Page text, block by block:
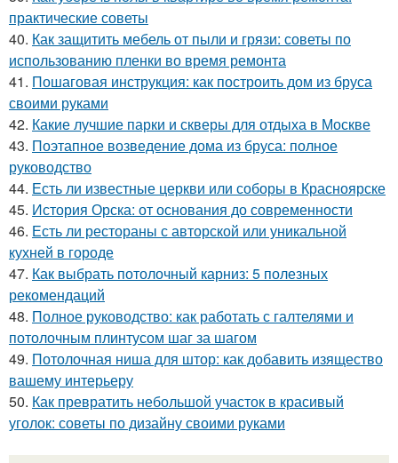
практические советы
40. Как защитить мебель от пыли и грязи: советы по
использованию пленки во время ремонта
41. Пошаговая инструкция: как построить дом из бруса
своими руками
42. Какие лучшие парки и скверы для отдыха в Москве
43. Поэтапное возведение дома из бруса: полное
руководство
44. Есть ли известные церкви или соборы в Красноярске
45. История Орска: от основания до современности
46. Есть ли рестораны с авторской или уникальной
кухней в городе
47. Как выбрать потолочный карниз: 5 полезных
рекомендаций
48. Полное руководство: как работать с галтелями и
потолочным плинтусом шаг за шагом
49. Потолочная ниша для штор: как добавить изящество
вашему интерьеру
50. Как превратить небольшой участок в красивый
уголок: советы по дизайну своими руками